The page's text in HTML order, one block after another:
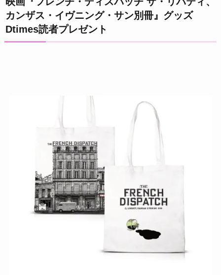
カンザス・イヴニング・サン別冊』グッズ
Dtimes読者プレゼント